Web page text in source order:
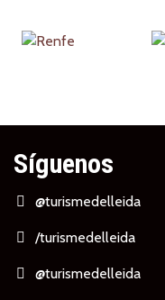
Síguenos
@turismedelleida
/turismedelleida
@turismedelleida